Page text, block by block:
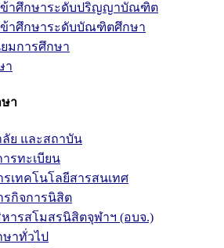
ข้าศึกษาระดับปริญญาบัณฑิต
ข้าศึกษาระดับบัณฑิตศึกษา
มการศึกษา
า
า
ย และสถาบัน
รทะเบียน
เทคโนโลยีสารสนเทศ
รกิจการนิสิต
ารสโมสรนิสิตจุฬาฯ (อบจ.)
าทั่วไป